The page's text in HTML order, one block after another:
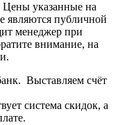
указанные на
являются публичной
менеджер при
внимание, на
Выставляем счёт
система скидок, а